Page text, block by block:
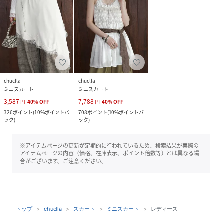
chuclla
ミニスカート
3,587 円 40%OFF
326ポイント(10%ポイントバ
ック)
chuclla
ミニスカート
7,788 円 40%OFF
708ポイント(10%ポイントバ
ック)
※アイテムページの更新が定期的に行われているため、検索結果が実際の
アイテムページの内容（価格、在庫表示、ポイント倍数等）とは異なる場
合がございます。ご注意ください。
トップ chuclla スカート ミニスカート レディース